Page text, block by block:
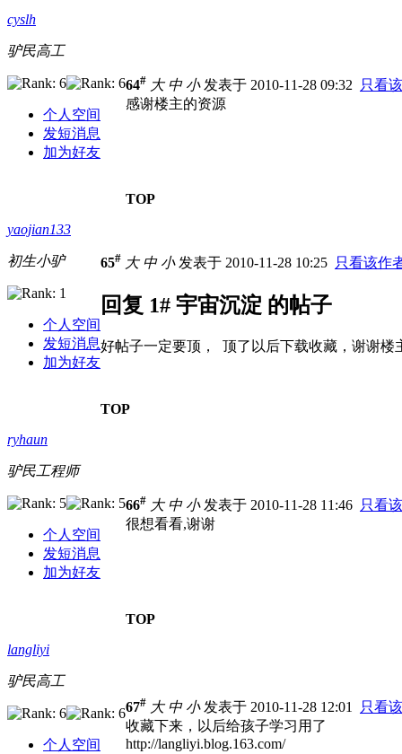
cyslh
驴民高工
个人空间
发短消息
加为好友
64# 大 中 小发表于 2010-11-28 09:32
只看
感谢楼主的资源
TOP
yaojian133
初生小驴
个人空间
发短消息
加为好友
65# 大 中 小发表于 2010-11-28 10:25 只看该作
回复 1# 宇宙沉淀 的帖子
好帖子一定要顶， 顶了以后下载收藏，谢谢楼
TOP
ryhaun
驴民工程师
个人空间
发短消息
加为好友
66# 大 中 小发表于 2010-11-28 11:46 只看
很想看看,谢谢
TOP
langliyi
驴民高工
个人空间
67# 大 中 小发表于 2010-11-28 12:01
只看
收藏下来，以后给孩子学习用了
http://langliyi.blog.163.com/